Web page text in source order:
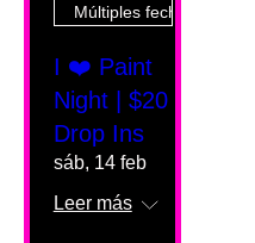
Múltiples fechas
I ❤️ Paint
Night | $20
Drop Ins
sáb, 14 feb
Leer más